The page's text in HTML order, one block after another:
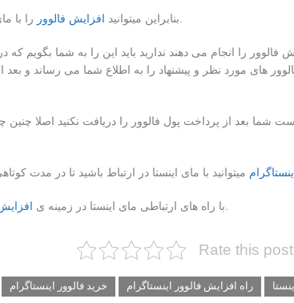
بنابراین میتوانید افزایش فالوور
را انجام می دهند ندارید باید این را به شما بگویم که
های مورد نظر و پیشنهاد را به اطلاع شما می رساند و بعد
شما بعد از پرداخت پول فالوور را دریافت نکنید اصلا چنین
با راه های ارتباطی مای اینستا در زمینه ی
Rate this post
خرید فالوور اینستاگرام راه افزایش فالوور اینستاگرام